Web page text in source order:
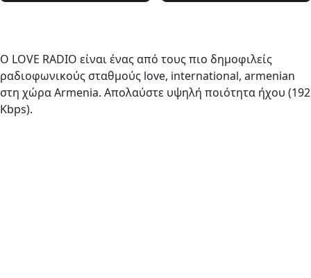
Ο LOVE RADIO είναι ένας από τους πιο δημοφιλείς
ραδιοφωνικούς σταθμούς love, international, armenian
στη χώρα Armenia. Απολαύστε υψηλή ποιότητα ήχου (192
Kbps).